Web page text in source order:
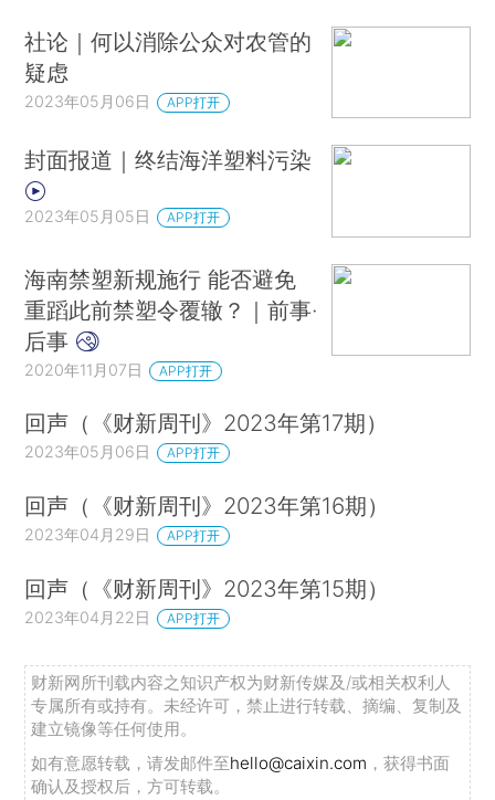
社论｜何以消除公众对农管的
疑虑
2023年05月06日 APP打开
封面报道｜终结海洋塑料污染
2023年05月05日 APP打开
海南禁塑新规施行 能否避免
重蹈此前禁塑令覆辙？｜前事·
后事
2020年11月07日 APP打开
回声（《财新周刊》2023年第17期）
2023年05月06日 APP打开
回声（《财新周刊》2023年第16期）
2023年04月29日 APP打开
回声（《财新周刊》2023年第15期）
2023年04月22日 APP打开
财新网所刊载内容之知识产权为财新传媒及/或相关权利人
专属所有或持有。未经许可，禁止进行转载、摘编、复制及
建立镜像等任何使用。
如有意愿转载，请发邮件至hello@caixin.com ，获得书面
确认及授权后，方可转载。